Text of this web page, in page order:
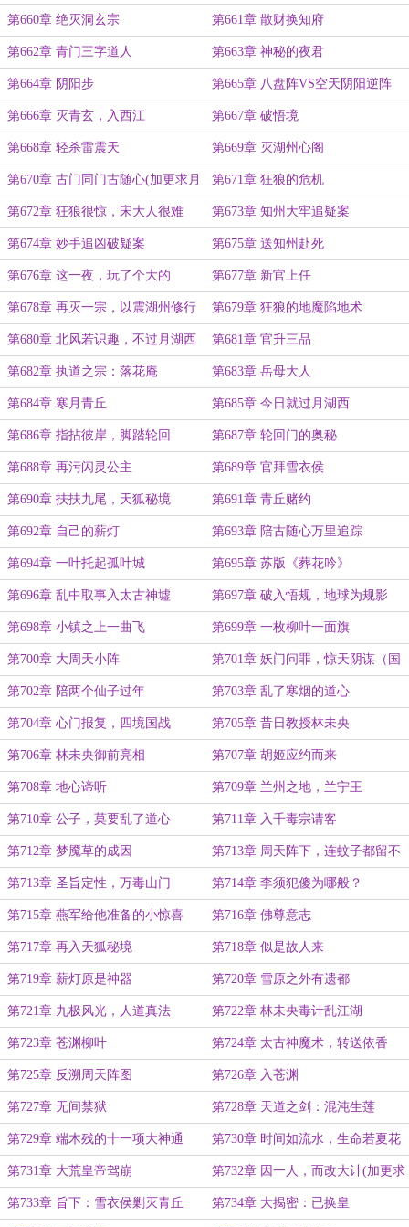
第660章 绝灭洞玄宗 第661章 散财换知府
第662章 青门三字道人 第663章 神秘的夜君
第664章 阴阳步 第665章 八盘阵VS空天阴阳逆阵
第666章 灭青玄，入西江 第667章 破悟境
第668章 轻杀雷震天 第669章 灭湖州心阁
第670章 古门同门古随心(加更求月
票)
第671章 狂狼的危机
第672章 狂狼很惊，宋大人很难 第673章 知州大牢追疑案
第674章 妙手追凶破疑案 第675章 送知州赴死
第676章 这一夜，玩了个大的 第677章 新官上任
第678章 再灭一宗，以震湖州修行
道
第679章 狂狼的地魔陷地术
第680章 北风若识趣，不过月湖西 第681章 官升三品
第682章 执道之宗：落花庵 第683章 岳母大人
第684章 寒月青丘 第685章 今日就过月湖西
第686章 指拈彼岸，脚踏轮回 第687章 轮回门的奥秘
第688章 再污闪灵公主 第689章 官拜雪衣侯
第690章 扶扶九尾，天狐秘境 第691章 青丘赌约
第692章 自己的薪灯 第693章 陪古随心万里追踪
第694章 一叶托起孤叶城 第695章 苏版《葬花吟》
第696章 乱中取事入太古神墟 第697章 破入悟规，地球为规影
第698章 小镇之上一曲飞 第699章 一枚柳叶一面旗
第700章 大周天小阵 第701章 妖门问罪，惊天阴谋（国
庆加更，求月票）
第702章 陪两个仙子过年 第703章 乱了寒烟的道心
第704章 心门报复，四境国战 第705章 昔日教授林未央
第706章 林未央御前亮相 第707章 胡姬应约而来
第708章 地心谛听 第709章 兰州之地，兰宁王
第710章 公子，莫要乱了道心 第711章 入千毒宗请客
第712章 梦魇草的成因 第713章 周天阵下，连蚊子都留不
下一只
第713章 圣旨定性，万毒山门 第714章 李须犯傻为哪般？
第715章 燕军给他准备的小惊喜 第716章 佛尊意志
第717章 再入天狐秘境 第718章 似是故人来
第719章 薪灯原是神器 第720章 雪原之外有遗都
第721章 九极风光，人道真法 第722章 林未央毒计乱江湖
第723章 苍渊柳叶 第724章 太古神魔术，转送依香
第725章 反溯周天阵图 第726章 入苍渊
第727章 无间禁狱 第728章 天道之剑：混沌生莲
第729章 端木残的十一项大神通 第730章 时间如流水，生命若夏花
第731章 大荒皇帝驾崩 第732章 因一人，而改大计(加更求
月票)
第733章 旨下：雪衣侯剿灭青丘 第734章 大揭密：已换皇